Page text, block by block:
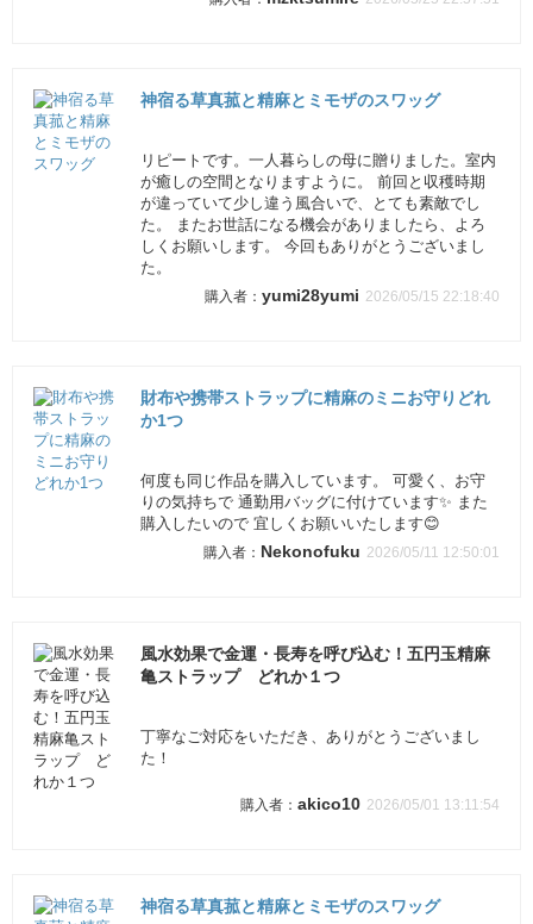
神宿る草真菰と精麻とミモザのスワッグ
リピートです。一人暮らしの母に贈りました。室内
が癒しの空間となりますように。 前回と収穫時期
が違っていて少し違う風合いで、とても素敵でし
た。 またお世話になる機会がありましたら、よろ
しくお願いします。 今回もありがとうございまし
た。
yumi28yumi 2026/05/15 22:18:40
財布や携帯ストラップに精麻のミニお守りどれ
か1つ
何度も同じ作品を購入しています。 可愛く、お守
りの気持ちで 通勤用バッグに付けています✨ また
購入したいので 宜しくお願いいたします😊
Nekonofuku 2026/05/11 12:50:01
風水効果で金運・長寿を呼び込む！五円玉精麻
亀ストラップ どれか１つ
丁寧なご対応をいただき、ありがとうございまし
た！
akico10 2026/05/01 13:11:54
神宿る草真菰と精麻とミモザのスワッグ